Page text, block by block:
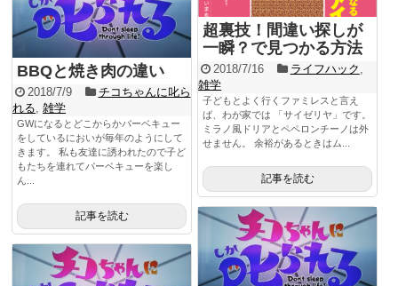
超裏技！間違い探しが
一瞬？で見つかる方法
2018/7/16 ライフハック
雑学
子どもとよく行くファミレスと言え
ば、わが家では 「サイゼリヤ」です。
ミラノ風ドリアとペペロンチーノは外
せません。 余裕があるときはム...
記事を読む
BBQと焼き肉の違い
2018/7/9
チコちゃんに叱ら
れる, 雑学
GWになるとどこからかバーベキュー
をしているにおいが毎年のようにして
きます。 私も友達に誘われたので子ど
もたちを連れてバーベキューを楽し
ん...
記事を読む